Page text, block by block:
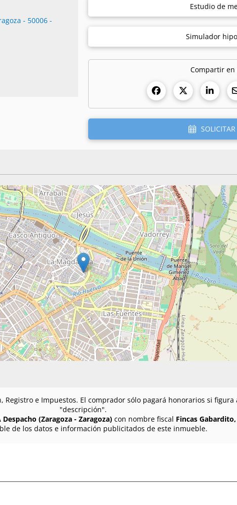
- 50006 -
Estudio de
Simulador
Compartir en
e Impuestos. El comprador sólo pagará honorarios si
"descripción".
(Zaragoza - Zaragoza)con nombre fiscal Fincas Gabardito,
de los datos e información publicitados de este inmueble.